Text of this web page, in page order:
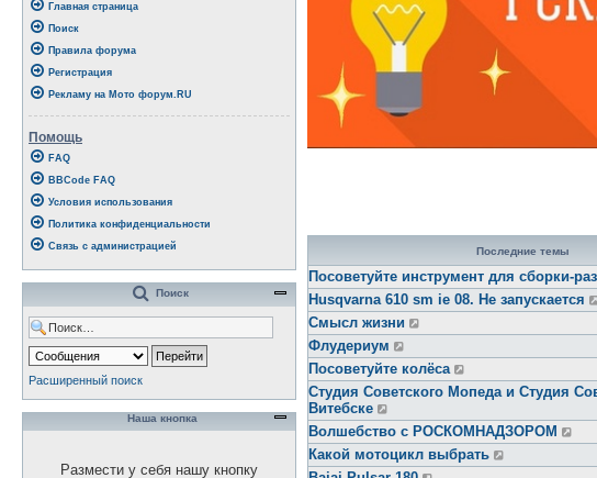
Последние темы
Посоветуйте инструмент для сборки-
Husqvarna 610 sm ie 08. Не запускается
Смысл жизни
Флудериум
Посоветуйте колёса
Студия Советского Мопеда и Студия
Витебске
Волшебство с РОСКОМНАДЗОРОМ
Какой мотоцикл выбрать
Главная страница
Поиск
Правила форума
Регистрация
Рекламу на Мото форум.RU
Помощь
FAQ
BBCode FAQ
Условия использования
Политика конфиденциальности
Связь с администрацией
Поиск
Расширенный поиск
Наша кнопка
Размести у себя нашу кнопку